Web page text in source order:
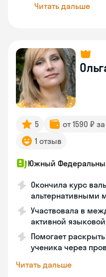
Читать дальше
5 от 1590 ₽
1 отзыв
Южный
Окончила курс
альтернативными
Участвовала в
активной
Помогает
ученика через
Читать дальше